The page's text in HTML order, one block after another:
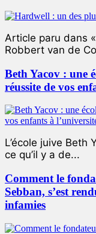
Article paru dans
Robbert van de
Beth Yacov : une
réussite de vos
L’école juive Beth
ce qu’il y a de...
Comment le
Sebban, s’est
infamies